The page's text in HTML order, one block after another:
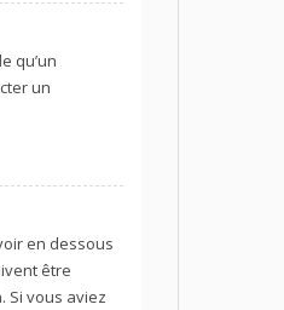
qu’un
un
en dessous
être
Si vous aviez